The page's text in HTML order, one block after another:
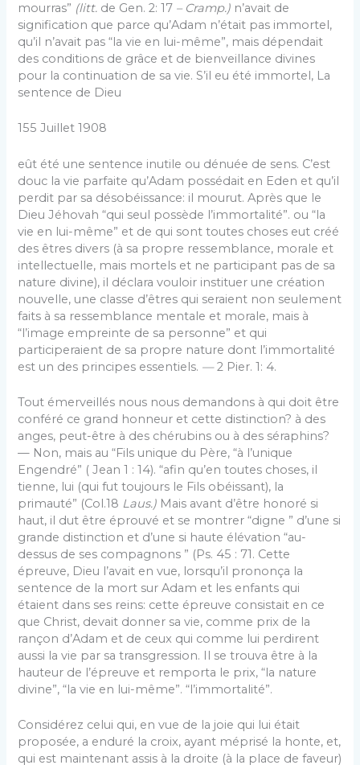
mourras” (litt. de Gen. 2: 17 – Cramp.) n’avait de
signification que parce qu’Adam n’était pas immortel,
qu’il n’avait pas “la vie en lui-même”, mais dépendait
des conditions de grâce et de bienveillance divines
pour la continuation de sa vie. S’il eu été immortel, La
sentence de Dieu
155 Juillet 1908
eût été une sentence inutile ou dénuée de sens. C’est
douc la vie parfaite qu’Adam possédait en Eden et qu’il
perdit par sa désobéissance: il mourut. Après que le
Dieu Jéhovah “qui seul possède l’immortalité”. ou “la
vie en lui-même” et de qui sont toutes choses eut créé
des êtres divers (à sa propre ressemblance, morale et
intellectuelle, mais mortels et ne participant pas de sa
nature divine), il déclara vouloir instituer une création
nouvelle, une classe d’êtres qui seraient non seulement
faits à sa ressemblance mentale et morale, mais à
“l’image empreinte de sa personne” et qui
participeraient de sa propre nature dont l’immortalité
est un des principes essentiels. —2 Pier. 1: 4.
Tout émerveillés nous nous demandons à qui doit être
conféré ce grand honneur et cette distinction? à des
anges, peut-être à des chérubins ou à des séraphins?
— Non, mais au “Fils unique du Père, “à l’unique
Engendré” ( Jean 1 : 14). “afin qu’en toutes choses, il
tienne, lui (qui fut toujours le Fils obéissant), la
primauté” (Col.18 Laus.) Mais avant d’être honoré si
haut, il dut être éprouvé et se montrer “digne ” d’une si
grande dis­tinction et d’une si haute élévation “au-
dessus de ses compagnons ” (Ps. 45 : 71. Cette
épreuve, Dieu l’avait en vue, lorsqu’il prononça la
sentence de la mort sur Adam et les enfants qui
étaient dans ses reins: cette épreuve consistait en ce
que Christ, devait donner sa vie, comme prix de la
rançon d’Adam et de ceux qui comme lui perdirent
aussi la vie par sa transgression. Il se trouva être à la
hauteur de l’épreuve et remporta le prix, “la nature
divine”, “la vie en lui-même”. “l’immortalité”.
Considérez celui qui, en vue de la joie qui lui était
proposée, a enduré la croix, ayant méprisé la honte, et,
qui est maintenant assis à la droite (à la place de faveur)